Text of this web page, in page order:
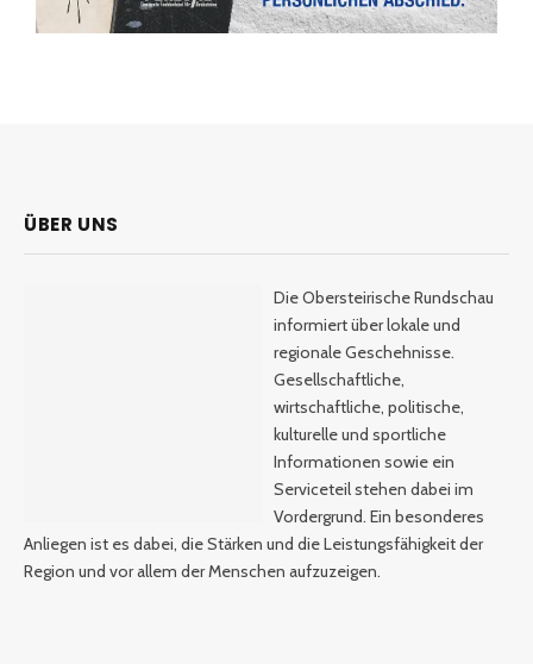
ÜBER UNS
Die Obersteirische Rundschau
informiert über lokale und
regionale Geschehnisse.
Gesellschaftliche,
wirtschaftliche, politische,
kulturelle und sportliche
Informationen sowie ein
Serviceteil stehen dabei im
Vordergrund. Ein besonderes
Anliegen ist es dabei, die Stärken und die Leistungsfähigkeit der
Region und vor allem der Menschen aufzuzeigen.